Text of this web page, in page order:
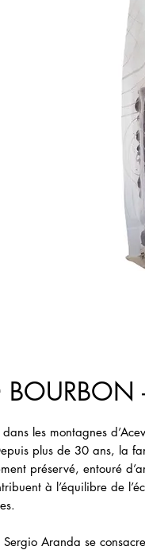
BOURBON
les montagnes
plus de 30 ans, la
préservé, entouré
à l’équilibre de
Aranda se